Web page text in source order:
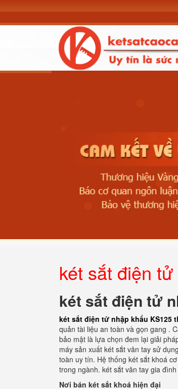
két sắt điện
két sắt điện tử
két sắt điện tử nhập khẩu KS125
quản tài liệu an toàn và gọn gang .
bảo mật là lựa chọn đem lại giải
máy sản xuất két sắt vân tay sử
toàn uy tín. Hệ thống két sắt khoá
trong ngành. két sắt vân tay gia
Nơi bán két sắt khoá hiện đại